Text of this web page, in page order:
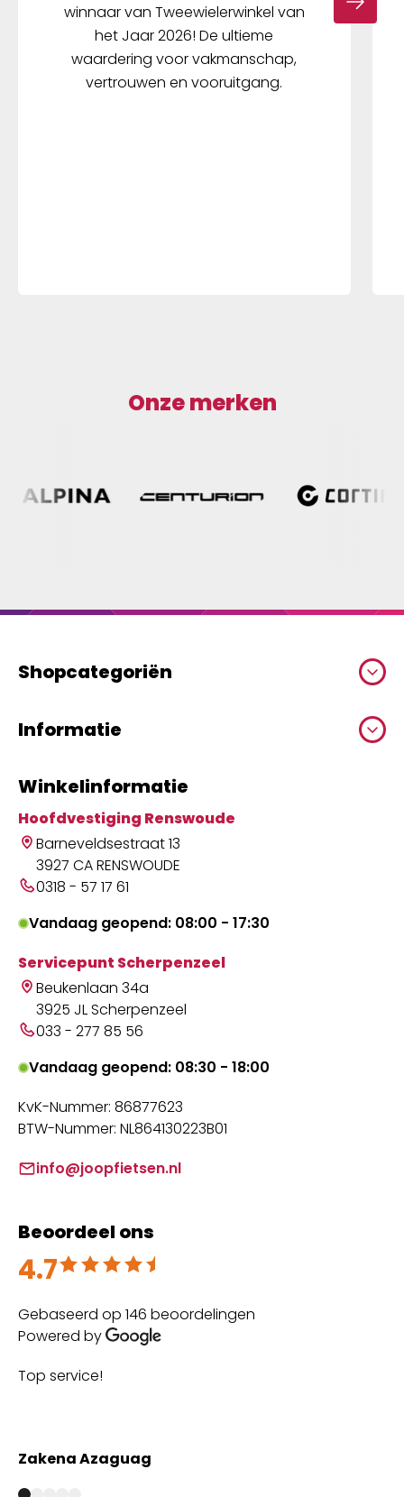
winnaar van Tweewielerwinkel van
het Jaar 2026! De ultieme
waardering voor vakmanschap,
vertrouwen en vooruitgang.
Onze merken
Shopcategoriën
Informatie
Winkelinformatie
Hoofdvestiging Renswoude
Barneveldsestraat 13
3927 CA RENSWOUDE
0318 - 57 17 61
Vandaag geopend: 08:00 - 17:30
Servicepunt Scherpenzeel
Beukenlaan 34a
3925 JL Scherpenzeel
033 - 277 85 56
Vandaag geopend: 08:30 - 18:00
KvK-Nummer: 86877623
BTW-Nummer: NL864130223B01
info@joopfietsen.nl
Beoordeel ons
4.7
Beoordeeld met 4.7 uit 5
Gebaseerd op 146 beoordelingen
Powered by
Top service!
Zakena Azaguag